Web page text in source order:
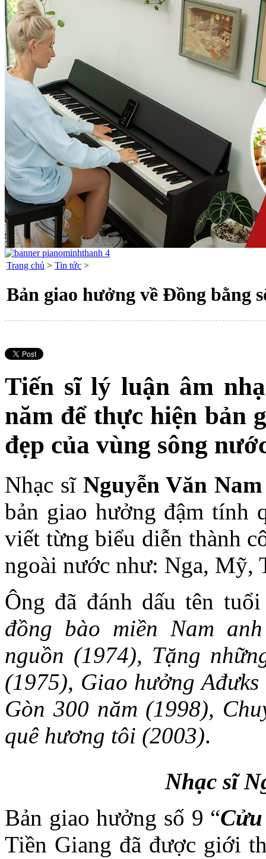
Trang chủ > Tin tức >
Bản giao hưởng về Đồng bằng
Tiến sĩ lý luận âm
năm để thực hiện bản
đẹp của vùng sông
Nhạc sĩ Nguyễn Văn Nam
bản giao hưởng đậm tính
viết từng biểu diễn thành
ngoài nước như: Nga,
Ông đã đánh dấu tên
đồng bào miền Nam
nguồn (1974), Tặng
(1975), Giao hưởng
Gòn 300 năm (1998),
quê hương tôi (2003).
Nhạc sĩ
Bản giao hưởng số 9 “
Tiền Giang đã được giới